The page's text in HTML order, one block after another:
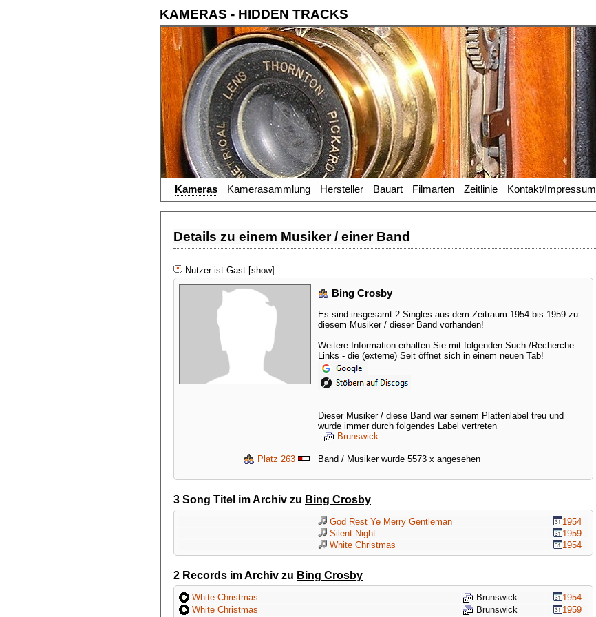
KAMERAS - HIDDEN TRACKS
Kameras Kamerasammlung Hersteller Bauart Filmarten Zeitlinie Kontakt/Impressum
Details zu einem Musiker / einer Band
Nutzer ist Gast [show]
Bing Crosby
Es sind insgesamt 2 Singles aus dem Zeitraum 1954 bis 1959 zu
diesem Musiker / dieser Band vorhanden!
Weitere Information erhalten Sie mit folgenden Such-/Recherche-
Links - die (externe) Seit öffnet sich in einem neuen Tab!
Dieser Musiker / diese Band war seinem Plattenlabel treu und
wurde immer durch folgendes Label vertreten
Brunswick
Platz 263 Band / Musiker wurde 5573 x angesehen
3 Song Titel im Archiv zu Bing Crosby
God Rest Ye Merry Gentleman
1954
Silent Night
1959
White Christmas
1954
2 Records im Archiv zu Bing Crosby
White Christmas Brunswick
1954
White Christmas
Brunswick 1959